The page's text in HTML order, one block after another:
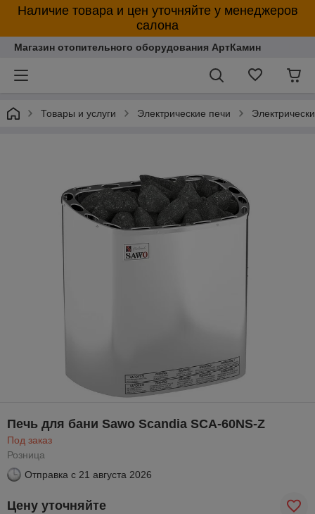
Наличие товара и цен уточняйте у менеджеров
салона
Магазин отопительного оборудования АртКамин
Товары и услуги Электрические печи
Печь для бани Sawo Scandia SCA-60NS-Z
Под заказ
Розница
Отправка с 21 августа 2026
Цену уточняйте